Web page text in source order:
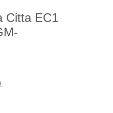
Citta EC1